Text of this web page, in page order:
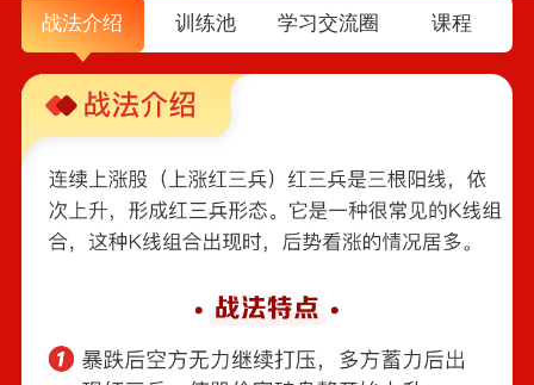
战法介绍 训练池 学习交流圈 课程